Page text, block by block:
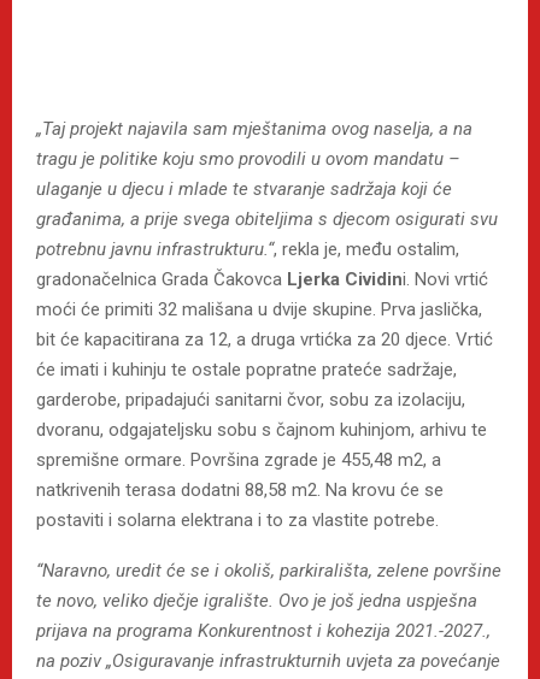
„Taj projekt najavila sam mještanima ovog naselja, a na
tragu je politike koju smo provodili u ovom mandatu –
ulaganje u djecu i mlade te stvaranje sadržaja koji će
građanima, a prije svega obiteljima s djecom osigurati svu
potrebnu javnu infrastrukturu.“, rekla je, među ostalim,
gradonačelnica Grada Čakovca Ljerka Cividini. Novi vrtić
moći će primiti 32 mališana u dvije skupine. Prva jaslička,
bit će kapacitirana za 12, a druga vrtićka za 20 djece. Vrtić
će imati i kuhinju te ostale popratne prateće sadržaje,
garderobe, pripadajući sanitarni čvor, sobu za izolaciju,
dvoranu, odgajateljsku sobu s čajnom kuhinjom, arhivu te
spremišne ormare. Površina zgrade je 455,48 m2, a
natkrivenih terasa dodatni 88,58 m2. Na krovu će se
postaviti i solarna elektrana i to za vlastite potrebe.
“Naravno, uredit će se i okoliš, parkirališta, zelene površine
te novo, veliko dječje igralište. Ovo je još jedna uspješna
prijava na programa Konkurentnost i kohezija 2021.-2027.,
na poziv „Osiguravanje infrastrukturnih uvjeta za povećanje